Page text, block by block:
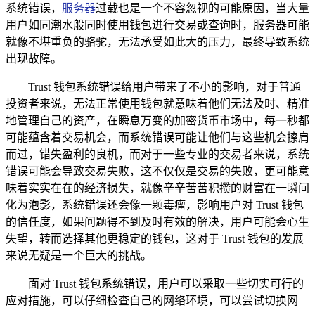
系统错误， 服务器过载也是一个不容忽视的可能原因，当大量
用户如同潮水般同时使用钱包进行交易或查询时，服务器可能
就像不堪重负的骆驼，无法承受如此大的压力，最终导致系统
出现故障。
Trust 钱包系统错误给用户带来了不小的影响，对于普通
投资者来说，无法正常使用钱包就意味着他们无法及时、精准
地管理自己的资产，在瞬息万变的加密货币市场中，每一秒都
可能蕴含着交易机会，而系统错误可能让他们与这些机会擦肩
而过，错失盈利的良机，而对于一些专业的交易者来说，系统
错误可能会导致交易失败，这不仅仅是交易的失败，更可能意
味着实实在在的经济损失，就像辛辛苦苦积攒的财富在一瞬间
化为泡影，系统错误还会像一颗毒瘤，影响用户对 Trust 钱包
的信任度，如果问题得不到及时有效的解决，用户可能会心生
失望，转而选择其他更稳定的钱包，这对于 Trust 钱包的发展
来说无疑是一个巨大的挑战。
面对 Trust 钱包系统错误，用户可以采取一些切实可行的
应对措施，可以仔细检查自己的网络环境，可以尝试切换网